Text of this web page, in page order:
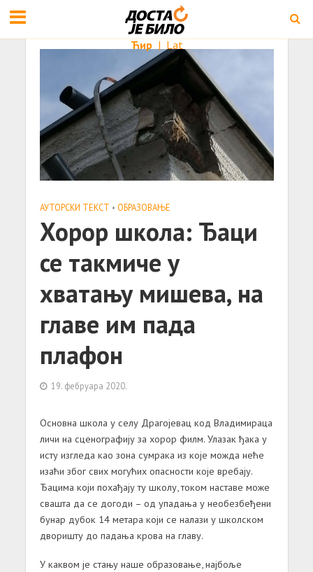
Ћир | Lat
АУТОРСКИ ТЕКСТ • ОБРАЗОВАЊЕ
Хорор школа: Ђаци
се такмиче у
хватању мишева, на
главе им пада
плафон
19. фебруара 2020.
Основна школа у селу Драгојевац код Владимираца
личи на сценографију за хорор филм. Улазак ђака у
исту изгледа као зона сумрака из које можда неће
изаћи због свих могућих опасности које вребају.
Ђацима који похађају ту школу, током наставе може
свашта да се догоди – од упадања у необезбеђени
бунар дубок 14 метара који се налази у школском
дворишту до падања крова на главу.
У каквом је стању наше образовање, најбоље